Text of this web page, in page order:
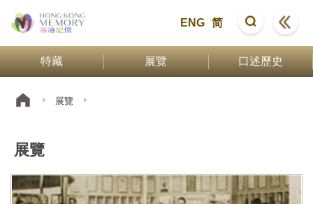
ENG 简
特藏 展覽 口述歷史
展覽
展覽